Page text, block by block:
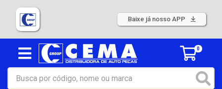
Baixe já nosso APP
0